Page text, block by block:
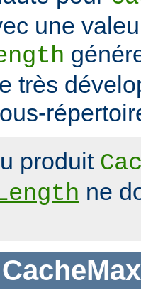
une
très
produit
ne